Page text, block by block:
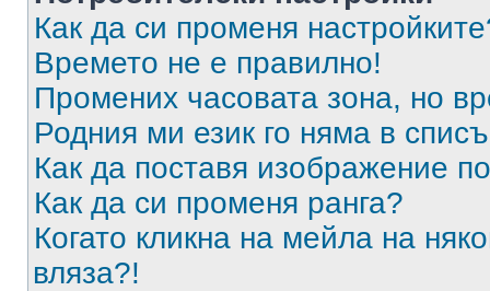
Как да си променя
Времето не е правилно!
Промених часовата зона, но
Родния ми език го няма в
Как да поставя изображение
Как да си променя ранга?
Когато кликна на мейла на
вляза?!